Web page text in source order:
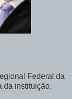
Federal da
da instituição.